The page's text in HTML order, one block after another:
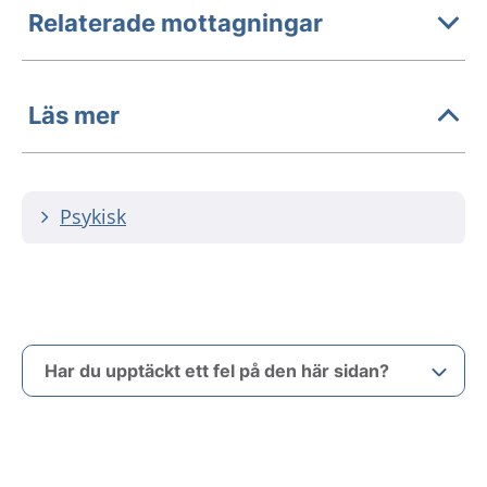
Relaterade mottagningar
Läs mer
Psykisk
Har du upptäckt ett fel på den här sidan?